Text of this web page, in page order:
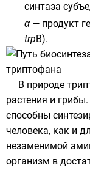
синтаза
α— продукт
trpB).
В природе
растения и грибы
способны
человека, как и
незаменимой
организм в